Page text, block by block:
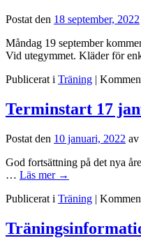
Postat den 18 september, 2022
Måndag 19 september
Vid utegymmet. Kläder för
Publicerat i Träning |
Terminstart 17
Postat den 10 januari, 2022 av
God fortsättning på det nya
… Läs mer →
Publicerat i Träning |